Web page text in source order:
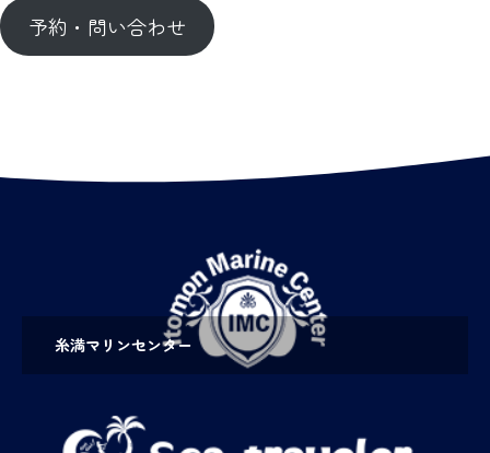
予約・問い合わせ
糸満マリンセンター